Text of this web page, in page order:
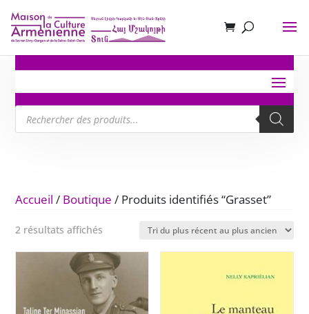
Recherche
de
produits
Accueil / Boutique / Produits identifiés “Grasset”
2 résultats affichés
plus
récent
au